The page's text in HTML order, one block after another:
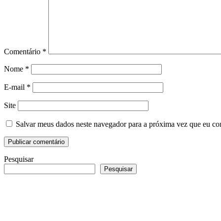
Comentário *
Nome *
E-mail *
Site
Salvar meus dados neste navegador para a próxima vez que eu
Pesquisar
Pesquisar